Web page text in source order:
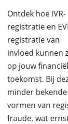
Ontdek hoe IVR-
registratie en
registratie van
invloed kunnen
op jouw
toekomst. Bij
minder bekende
vormen van
fraude, wat